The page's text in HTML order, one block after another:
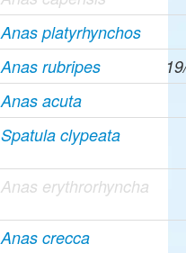
Anas platyrhynchos
Anas rubripes
Anas acuta
Spatula clypeata
Anas erythrorhyncha
Anas crecca